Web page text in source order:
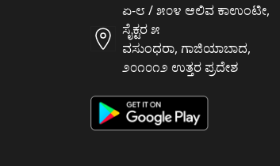
ಏ-೮ / ೫೦೪ ಆಲಿವ ಕಾಉಂಟೀ,
ಸೈಕ್ಟರ ೫
ವಸುಂಧರಾ, ಗಾಜಿಯಾಬಾದ,
೨೦೧೦೧೨ ಉತ್ತರ ಪ್ರದೇಶ